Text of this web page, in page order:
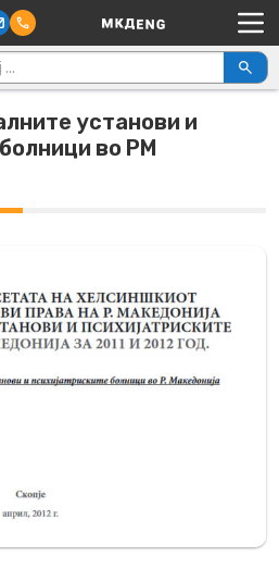
Main Navigation
за:
установи и
во РМ